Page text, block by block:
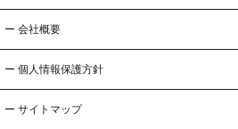
ー 会社概要
ー 個人情報保護方針
ー サイトマップ